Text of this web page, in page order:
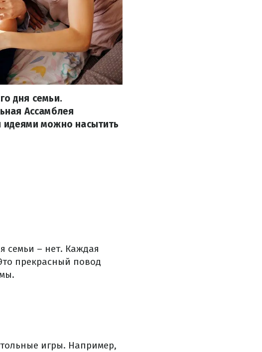
дня семьи.
Ассамблея
идеями можно насытить
семьи – нет. Каждая
прекрасный повод
игры. Например,